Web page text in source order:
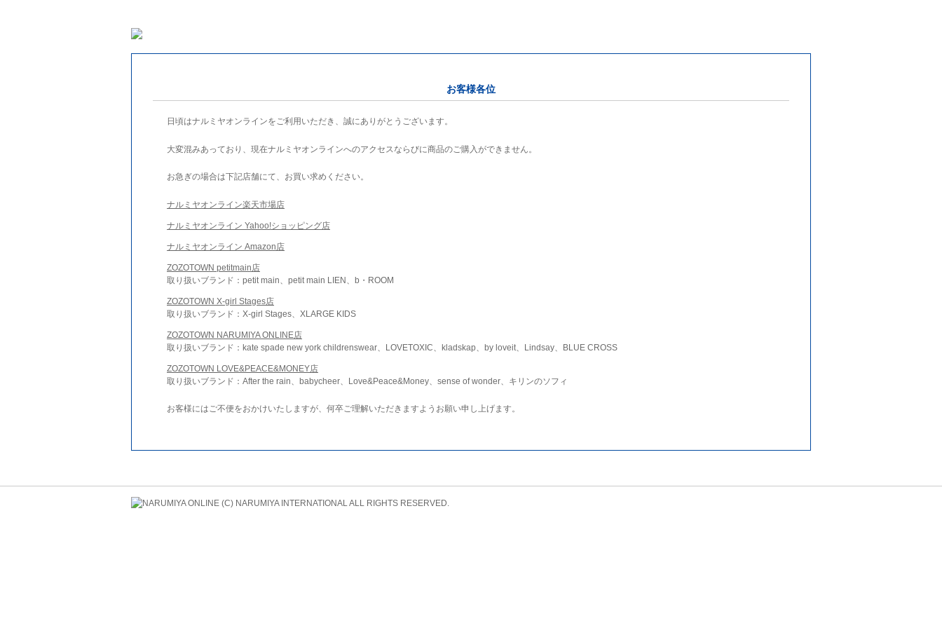
お客様各位
日頃はナルミヤオンラインをご利用いただき、誠にありがとうございます。
大変混みあっており、現在ナルミヤオンラインへのアクセスならびに商品のご購入ができません。
お急ぎの場合は下記店舗にて、お買い求めください。
ナルミヤオンライン楽天市場店
ナルミヤオンライン Yahoo!ショッピング店
ナルミヤオンライン Amazon店
ZOZOTOWN petitmain店
取り扱いブランド：petit main、petit main LIEN、b・ROOM
ZOZOTOWN X-girl Stages店
取り扱いブランド：X-girl Stages、XLARGE KIDS
ZOZOTOWN NARUMIYA ONLINE店
取り扱いブランド：kate spade new york childrenswear、LOVETOXIC、kladskap、by loveit、Lindsay、BLUE CROSS
ZOZOTOWN LOVE&PEACE&MONEY店
取り扱いブランド：After the rain、babycheer、Love&Peace&Money、sense of wonder、キリンのソフィ
お客様にはご不便をおかけいたしますが、何卒ご理解いただきますようお願い申し上げます。